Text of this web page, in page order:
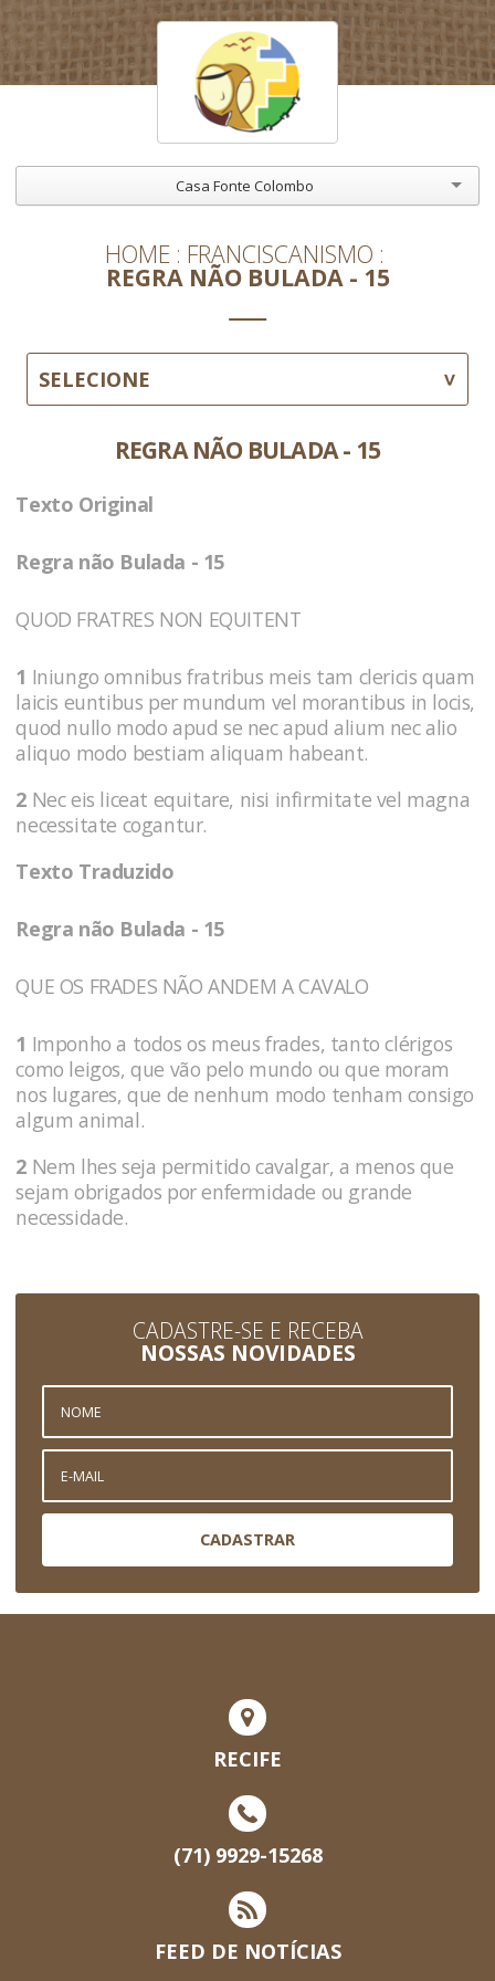
Casa Fonte Colombo
HOME FRANCISCANISMO
REGRA NÃO BULADA - 15
SELECIONE
REGRA NÃO BULADA - 15
Texto Original
Regra não Bulada - 15
QUOD FRATRES NON EQUITENT
1 Iniungo omnibus fratribus meis tam clericis quam
laicis euntibus per mundum vel morantibus in locis,
quod nullo modo apud se nec apud alium nec alio
aliquo modo bestiam aliquam habeant.
2 Nec eis liceat equitare, nisi infirmitate vel magna
necessitate cogantur.
Texto Traduzido
Regra não Bulada - 15
QUE OS FRADES NÃO ANDEM A CAVALO
1 Imponho a todos os meus frades, tanto clérigos
como leigos, que vão pelo mundo ou que moram
nos lugares, que de nenhum modo tenham consigo
algum animal.
2 Nem lhes seja permitido cavalgar, a menos que
sejam obrigados por enfermidade ou grande
necessidade.
CADASTRE-SE E RECEBA
NOSSAS NOVIDADES
CADASTRAR
RECIFE
(71) 9929-15268
FEED DE NOTÍCIAS